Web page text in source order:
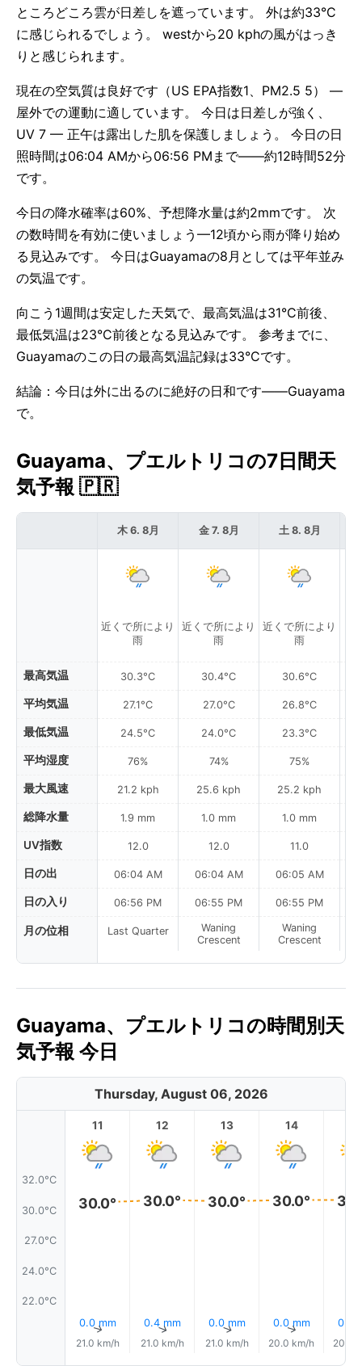
ところどころ雲が日差しを遮っています。 外は約33°C
に感じられるでしょう。 westから20 kphの風がはっき
りと感じられます。
現在の空気質は良好です（US EPA指数1、PM2.5 5） —
屋外での運動に適しています。 今日は日差しが強く、
UV 7 — 正午は露出した肌を保護しましょう。 今日の日
照時間は06:04 AMから06:56 PMまで——約12時間52分
です。
今日の降水確率は60%、予想降水量は約2mmです。 次
の数時間を有効に使いましょう—12頃から雨が降り始め
る見込みです。 今日はGuayamaの8月としては平年並み
の気温です。
向こう1週間は安定した天気で、最高気温は31°C前後、
最低気温は23°C前後となる見込みです。 参考までに、
Guayamaのこの日の最高気温記録は33°Cです。
結論：今日は外に出るのに絶好の日和です——Guayama
で。
Guayama、プエルトリコの7日間天
気予報 🇵🇷
最高気温
平均気温
最低気温
平均湿度
最大風速
総降水量
UV指数
日の出
日の入り
月の位相
木 6. 8月
近くで所により
雨
30.3°C
27.1°C
24.5°C
76%
21.2 kph
1.9 mm
12.0
06:04 AM
06:56 PM
Last Quarter
金 7. 8月
近くで所により
雨
30.4°C
27.0°C
24.0°C
74%
25.6 kph
1.0 mm
12.0
06:04 AM
06:55 PM
Waning
Crescent
土 8. 8月
近くで所により
雨
30.6°C
26.8°C
23.3°C
75%
25.2 kph
1.0 mm
11.0
06:05 AM
06:55 PM
Waning
Crescent
Guayama、プエルトリコの時間別天
気予報 今日
Thursday, August 06, 2026
32.0°C
30.0°C
27.0°C
24.0°C
22.0°C
11
30.0°
0.0 mm
↑
21.0 km/h
12
30.0°
0.4 mm
↑
21.0 km/h
13
30.0°
0.0 mm
↑
21.0 km/h
14
30.0°
0.0 mm
↑
20.0 km/h
0.0
20.0